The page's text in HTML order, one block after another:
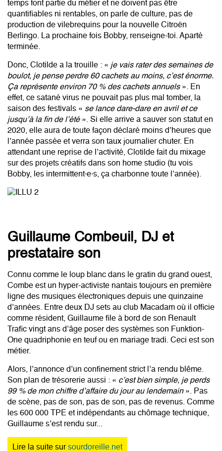
partir en repérages, écrire ou entretenir le matériel. Ces
temps font partie du métier et ne doivent pas être
quantifiables ni rentables, on parle de culture, pas de
production de vilebrequins pour la nouvelle Citroën
Berlingo. La prochaine fois Bobby, renseigne-toi. Aparté
Donc, Clotilde a la trouille : «je vais rater des semaines de
boulot, je pense perdre 60 cachets au moins, c’est énorme.
Ça représente environ 70 % des cachets annuels». En
effet, ce satané virus ne pouvait pas plus mal tomber, la
saison des festivals «se lance dare-dare en avril et ce
jusqu’à la fin de l’été». Si elle arrive a sauver son statut en
2020, elle aura de toute façon déclaré moins d’heures que
l’année passée et verra son taux journalier chuter. En
attendant une reprise de l’activité, Clotilde fait du mixage
sur des projets créatifs dans son home studio (tu vois
Guillaume Combeuil, DJ et
prestataire son
Connu comme le loup blanc dans le gratin du grand ouest,
Combe est un hyper-activiste nantais toujours en première
ligne des musiques électroniques depuis une quinzaine
d’années. Entre deux DJ sets au club Macadam où il officie
comme résident, Guillaume file à bord de son Renault
Trafic vingt ans d’âge poser des systèmes son Funktion-
One quadriphonie en teuf ou en mariage tradi. Ceci est son
Alors, l’annonce d’un confinement strict l’a rendu blême.
Son plan de trésorerie aussi : « c’est bien simple, je perds
99 % de mon chiffre d’affaire du jour au lendemain ». Pas
de scène, pas de son, pas de son, pas de revenus. Comme
les 600 000 TPE et indépendants au chômage technique,